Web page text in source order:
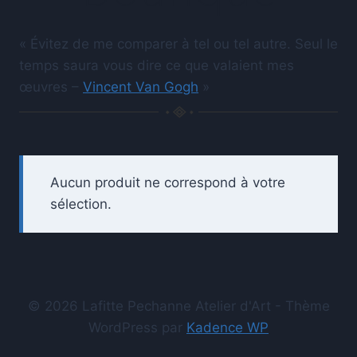
« Évitez de me comparer à tel ou tel autre. Seul le
temps saura vous dire ce que valaient mes
œuvres – Vincent Van Gogh »
Aucun produit ne correspond à votre
sélection.
© 2026 Lafitte Pechanne Atelier d'Art - Thème
WordPress par Kadence WP